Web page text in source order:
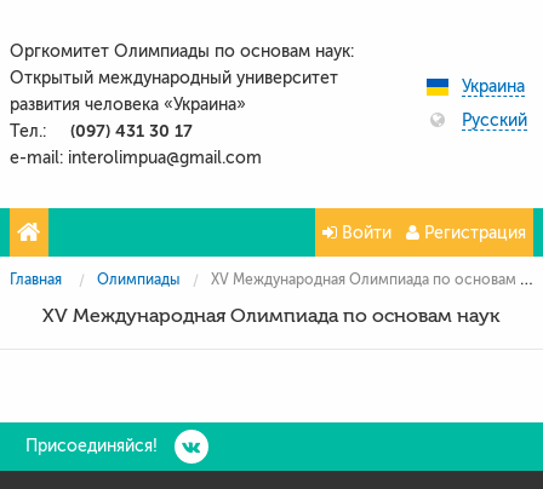
Оргкомитет Олимпиады по основам наук:
Открытый международный университет
развития человека «Украина»
Тел.: (097) 431 30 17
e-mail: interolimpua@gmail.com
Украина
Русский
Войти Регистрация
Главная Олимпиады XV Международная Олимпиада по основам наук
XV Международная Олимпиада по основам наук
Присоединяйся!